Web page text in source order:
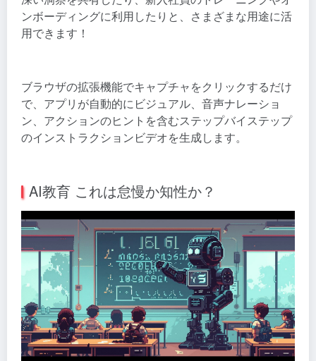
ンボーディングに利用したりと、さまざまな用途に活
用できます！
ブラウザの拡張機能でキャプチャをクリックするだけ
で、アプリが自動的にビジュアル、音声ナレーショ
ン、アクションのヒントを含むステップバイステップ
のインストラクションビデオを生成します。
AI教育 これは怠慢か知性か？